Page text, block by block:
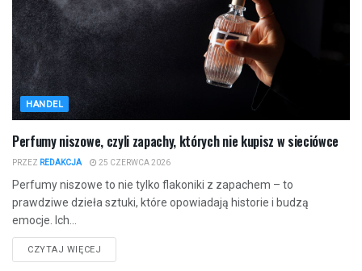
HANDEL
Perfumy niszowe, czyli zapachy, których nie kupisz w sieciówce
PRZEZ REDAKCJA 25 CZERWCA 2026
Perfumy niszowe to nie tylko flakoniki z zapachem – to
prawdziwe dzieła sztuki, które opowiadają historie i budzą
emocje. Ich...
CZYTAJ WIĘCEJ